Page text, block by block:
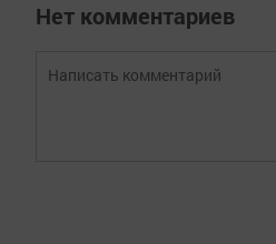
Нет комментариев